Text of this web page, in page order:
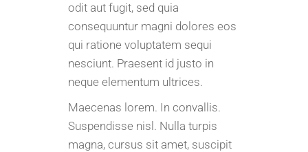
odit aut fugit, sed quia
consequuntur magni dolores eos
qui ratione voluptatem sequi
nesciunt. Praesent id justo in
neque elementum ultrices.
Maecenas lorem. In convallis.
Suspendisse nisl. Nulla turpis
magna, cursus sit amet, suscipit